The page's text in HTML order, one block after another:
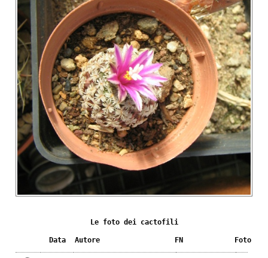
Le foto dei cactofili
Data Autore FN Foto